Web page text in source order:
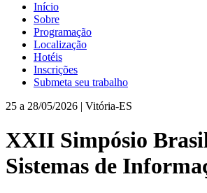
Início
Sobre
Programação
Localização
Hotéis
Inscrições
Submeta seu trabalho
25 a 28/05/2026 | Vitória-ES
XXII Simpósio
Sistemas de